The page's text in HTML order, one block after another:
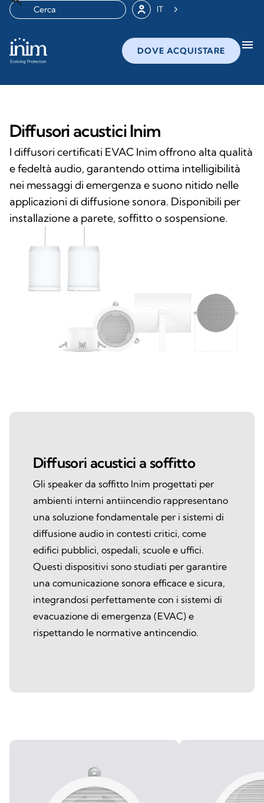
IT
DOVE ACQUISTARE menu
Diffusori acustici Inim
I diffusori certificati EVAC Inim offrono alta qualità
e fedeltà audio, garantendo ottima intelligibilità
nei messaggi di emergenza e suono nitido nelle
applicazioni di diffusione sonora. Disponibili per
installazione a parete, soffitto o sospensione.
Diffusori acustici a soffitto
Gli speaker da soffitto Inim progettati per
ambienti interni antiincendio rappresentano
una soluzione fondamentale per i sistemi di
diffusione audio in contesti critici, come
edifici pubblici, ospedali, scuole e uffici.
Questi dispositivi sono studiati per garantire
una comunicazione sonora efficace e sicura,
integrandosi perfettamente con i sistemi di
evacuazione di emergenza (EVAC) e
rispettando le normative antincendio.